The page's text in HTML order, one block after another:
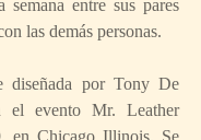
entre sus pares
las demás personas.
diseñada por Tony De
el evento Mr. Leather
en Chicago Illinois. Se